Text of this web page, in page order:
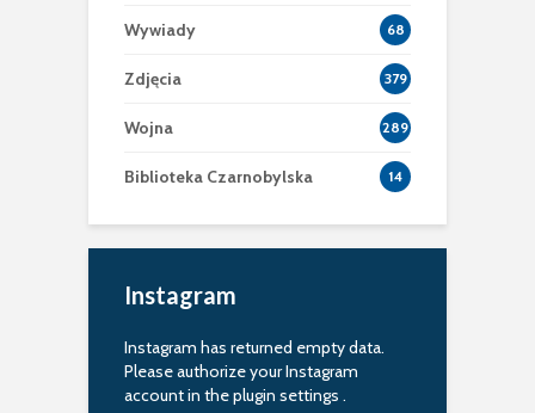
Wywiady 68
Zdjęcia 379
Wojna 289
Biblioteka Czarnobylska 14
Instagram
Instagram has returned empty data.
Please authorize your Instagram
account in theplugin settings .